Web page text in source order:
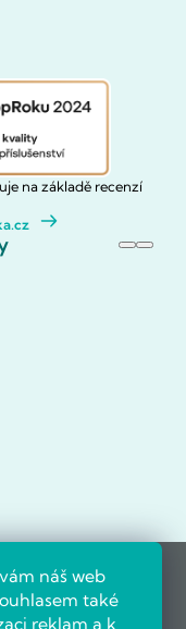
náš web
také
reklam a k
na základě recenzí